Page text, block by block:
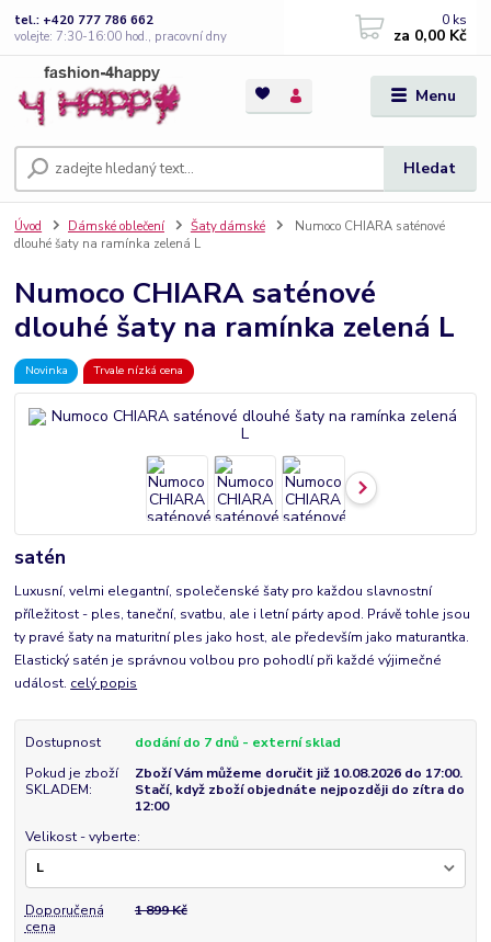
Menu
Hledat
tel.: +420 777 786 662
volejte: 7:30-16:00 hod., pracovní dny
0 ks
za 0,00 Kč
Úvod Dámské oblečení Šaty dámské
Numoco CHIARA saténové
dlouhé šaty na ramínka zelená L
Numoco CHIARA saténové
dlouhé šaty na ramínka zelená L
Novinka Trvale nízká cena
satén
Luxusní, velmi elegantní, společenské šaty pro každou slavnostní
příležitost - ples, taneční, svatbu, ale i letní párty apod. Právě tohle jsou
ty pravé šaty na maturitní ples jako host, ale především jako maturantka.
Elastický satén je správnou volbou pro pohodlí při každé výjimečné
událost. celý popis
Dostupnost
dodání do 7 dnů - externí sklad
Pokud je zboží
SKLADEM:
Zboží Vám můžeme doručit již 10.08.2026 do 17:00.
Stačí, když zboží objednáte nejpozději do zítra do
12:00
Velikost - vyberte:
Doporučená
cena
1 899 Kč